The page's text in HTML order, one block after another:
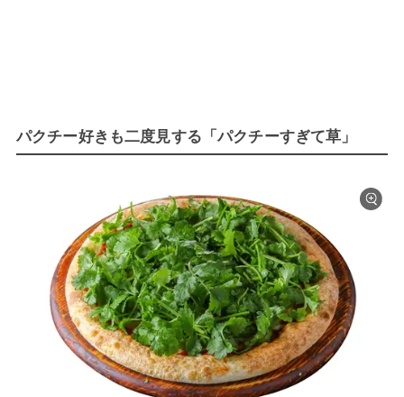
パクチー好きも二度見する「パクチーすぎて草」